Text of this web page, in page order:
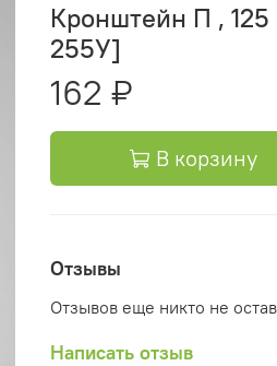
Кронштейн П ,
255У]
162 ₽
В корзину
Отзывы
Отзывов еще никто не
Написать отзыв